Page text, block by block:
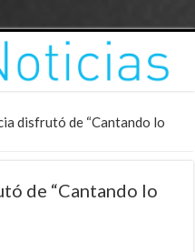
disfrutó de “Cantando lo
de “Cantando lo